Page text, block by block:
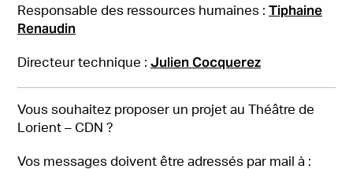
Responsable des ressources humaines : Tiphaine
Renaudin
Directeur technique : Julien Cocquerez
Vous souhaitez proposer un projet au Théâtre de
Lorient – CDN ?
Vos messages doivent être adressés par mail à :